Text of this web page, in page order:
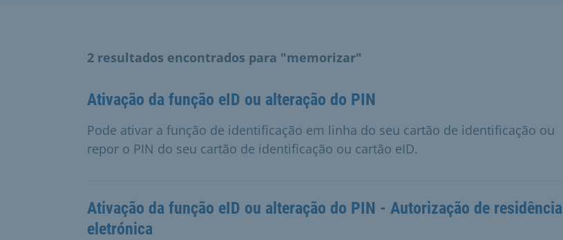
2 resultados encontrados para "memorizar"
Ativação da função eID ou alteração do PIN
Pode ativar a função de identificação em linha do seu cartão de identificação ou
repor o PIN do seu cartão de identificação ou cartão eID.
Ativação da função eID ou alteração do PIN - Autorização de residência
eletrónica